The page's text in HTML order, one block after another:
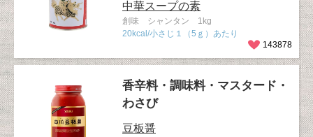
中華スープの素
創味 シャンタン 1kg
20kcal/小さじ１（5ｇ）あたり
143878
香辛料・調味料・マスタード・
わさび
豆板醤